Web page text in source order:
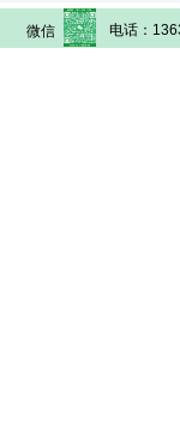
微信 电话：